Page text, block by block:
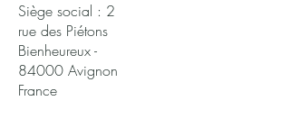
Siège social : 2
rue des Piétons
Bienheureux -
84000 Avignon
France